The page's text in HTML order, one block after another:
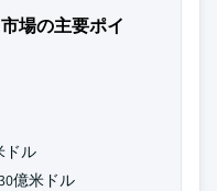
場の主要ポイ
ドル
億米ドル